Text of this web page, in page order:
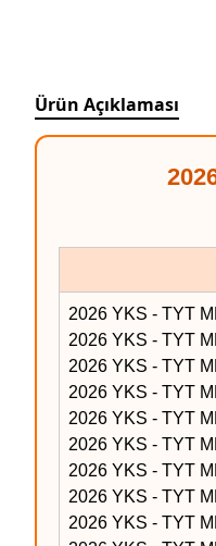
Ürün Açıklaması
2026 YKS - TYT
2026 YKS - TYT
2026 YKS - TYT
2026 YKS - TYT
2026 YKS - TYT
2026 YKS - TYT
2026 YKS - TYT
2026 YKS - TYT
2026 YKS - TYT